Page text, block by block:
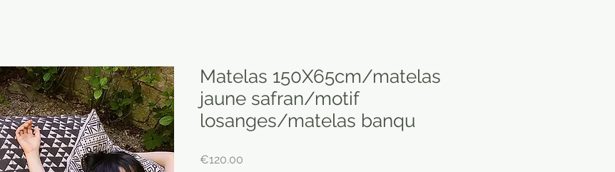
Matelas 150X65cm/matelas
jaune safran/motif
losanges/matelas banqu
€120.00